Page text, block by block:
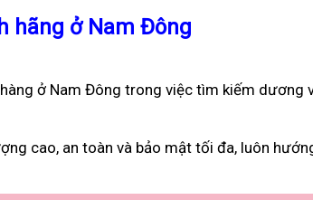
hãng ở Nam Đông
ở Nam Đông trong việc tìm kiếm dương
cao, an toàn và bảo mật tối đa, luôn